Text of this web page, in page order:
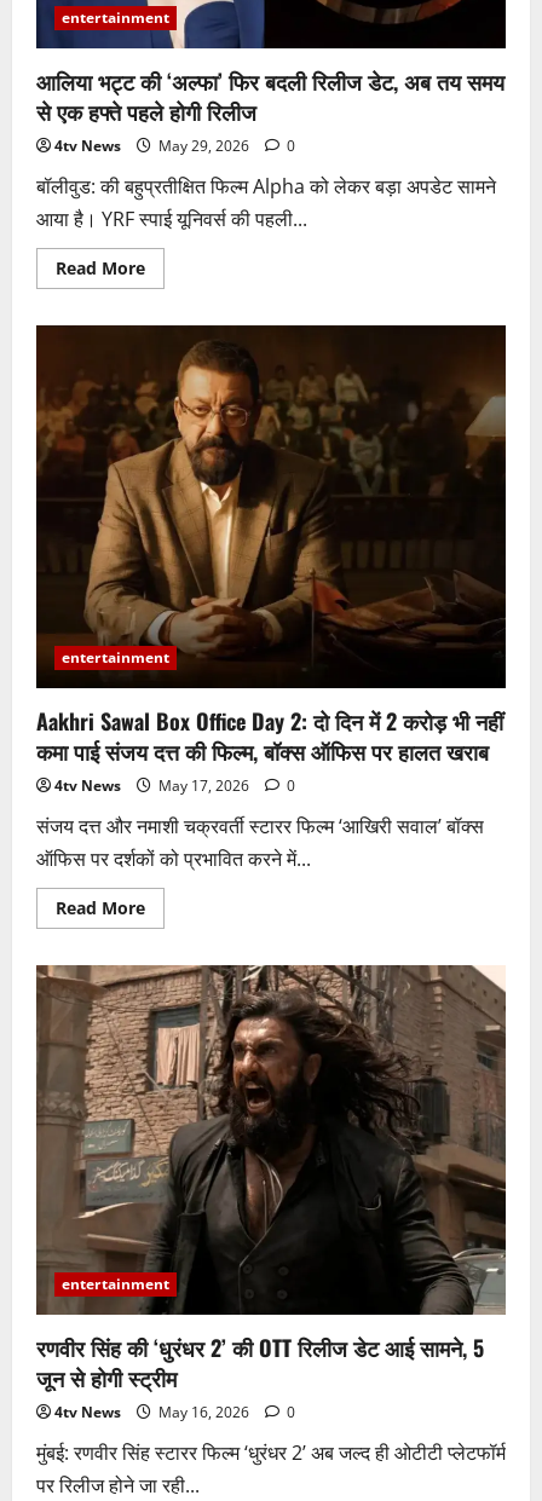
बढ़ाई
चर्चाएं
entertainment
आलिया भट्ट की ‘अल्फा’ फिर बदली रिलीज डेट, अब तय समय
से एक हफ्ते पहले होगी रिलीज
4tv News May 29, 2026 0
बॉलीवुड: की बहुप्रतीक्षित फिल्म Alpha को लेकर बड़ा अपडेट सामने
आया है। YRF स्पाई यूनिवर्स की पहली...
Read MoreRead
more
‘अल्फा’
फिर
बदली
रिलीज
डेट,
अब
तय
समय
से
एक
हफ्ते
पहले
होगी
रिलीज
entertainment
Aakhri Sawal Box Office Day 2: दो दिन में 2 करोड़ भी नहीं
कमा पाई संजय दत्त की फिल्म, बॉक्स ऑफिस पर हालत खराब
4tv News May 17, 2026 0
संजय दत्त और नमाशी चक्रवर्ती स्टारर फिल्म ‘आखिरी सवाल’ बॉक्स
ऑफिस पर दर्शकों को प्रभावित करने में...
Read MoreRead
more
Sawal
Box
Office
Day
2:
दो
दिन
में
2
करोड़
भी
नहीं
कमा
पाई
संजय
दत्त
की
फिल्म,
बॉक्स
ऑफिस
पर
खराब
entertainment
रणवीर सिंह की ‘धुरंधर 2’ की OTT रिलीज डेट आई सामने, 5
जून से होगी स्ट्रीम
4tv News May 16, 2026 0
मुंबई: रणवीर सिंह स्टारर फिल्म ‘धुरंधर 2’ अब जल्द ही ओटीटी प्लेटफॉर्म
पर रिलीज होने जा रही...